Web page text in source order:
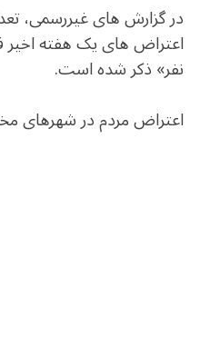
در گزارش های غیررسمی،
اعتراض های یک هفته
نفر» ذکر شده است.
اعتراض مردم در شهرهای